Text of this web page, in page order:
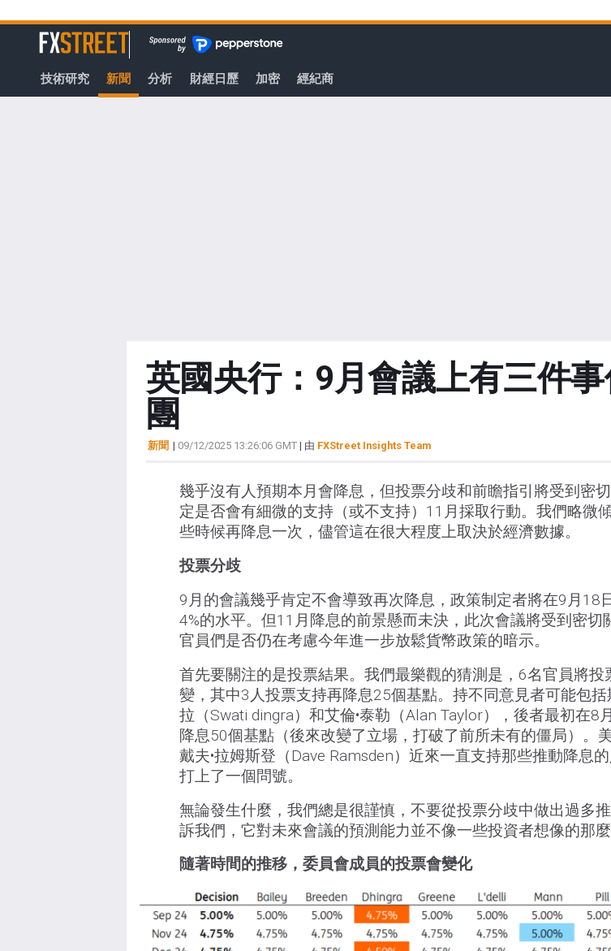
至
容
FXStreet
技術研究 新聞 分析 財經日歷 加密 經紀商
英國央行：9月會議上有三件
團
新聞 | 09/12/2025 13:26:06 GMT| 由 FXStreet Insights Team
幾乎沒有人預期本月會降息，但投票分歧和前瞻指引將受到密
定是否會有細微的支持（或不支持）11月採取行動。我們略微
些時候再降息一次，儘管這在很大程度上取決於經濟數據。
投票分歧
9月的會議幾乎肯定不會導致再次降息，政策制定者將在9月18
4%的水平。但11月降息的前景懸而未決，此次會議將受到密切
官員們是否仍在考慮今年進一步放鬆貨幣政策的暗示。
首先要關注的是投票結果。我們最樂觀的猜測是，6名官員將投
變，其中3人投票支持再降息25個基點。持不同意見者可能包括
拉（Swati dingra）和艾倫•泰勒（Alan Taylor），後者最初在8
降息50個基點（後來改變了立場，打破了前所未有的僵局）。
戴夫•拉姆斯登（Dave Ramsden）近來一直支持那些推動降息
打上了一個問號。
無論發生什麼，我們總是很謹慎，不要從投票分歧中做出過多
訴我們，它對未來會議的預測能力並不像一些投資者想像的那麼
隨著時間的推移，委員會成員的投票會變化